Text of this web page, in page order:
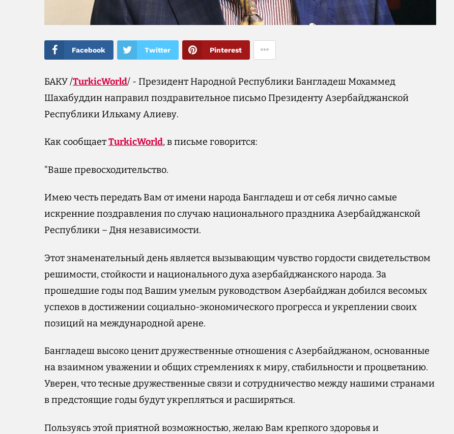
Facebook Twitter Pinterest
БАКУ /TurkicWorld/ - Президент Народной Республики Бангладеш Мохаммед
Шахабуддин направил поздравительное письмо Президенту Азербайджанской
Республики Ильхаму Алиеву.
Как сообщаетTurkicWorld, в письме говорится:
"Ваше превосходительство.
Имею честь передать Вам от имени народа Бангладеш и от себя лично самые
искренние поздравления по случаю национального праздника Азербайджанской
Республики – Дня независимости.
Этот знаменательный день является вызывающим чувство гордости свидетельством
решимости, стойкости и национального духа азербайджанского народа. За
прошедшие годы под Вашим умелым руководством Азербайджан добился весомых
успехов в достижении социально-экономического прогресса и укреплении своих
позиций на международной арене.
Бангладеш высоко ценит дружественные отношения с Азербайджаном, основанные
на взаимном уважении и общих стремлениях к миру, стабильности и процветанию.
Уверен, что тесные дружественные связи и сотрудничество между нашими странами
в предстоящие годы будут укрепляться и расширяться.
Пользуясь этой приятной возможностью, желаю Вам крепкого здоровья и